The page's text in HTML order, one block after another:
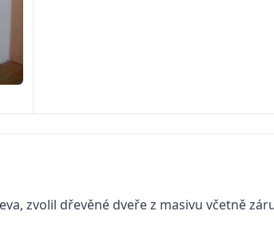
zvolil dřevěné dveře z masivu včetně